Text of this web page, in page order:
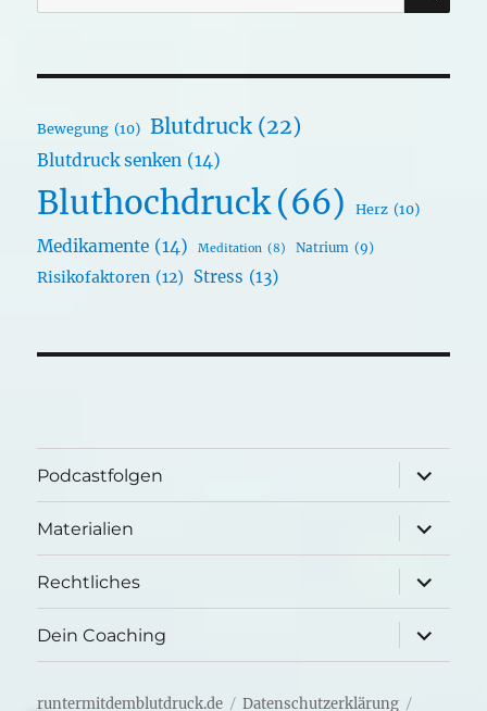
nach:
Bewegung (10) Blutdruck (22)
Blutdruck senken (14)
Bluthochdruck(66) Herz (10)
Medikamente (14) Meditation (8) Natrium (9)
Risikofaktoren (12) Stress (13)
Podcastfolgen
öffnen
Materialien
öffnen
Rechtliches
öffnen
Dein Coaching
öffnen
runtermitdemblutdruck.de Datenschutzerklärung